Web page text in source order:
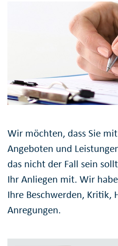
Wir möchten, dass Sie
Angeboten und
das nicht der Fall sein
Ihr Anliegen mit. Wir
Ihre Beschwerden, Kritik,
Anregungen.